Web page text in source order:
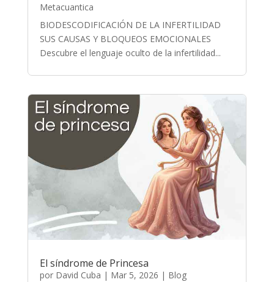
Metacuantica
BIODESCODIFICACIÓN DE LA INFERTILIDAD
SUS CAUSAS Y BLOQUEOS EMOCIONALES
Descubre el lenguaje oculto de la infertilidad...
El síndrome de Princesa
por David Cuba | Mar 5, 2026 | Blog